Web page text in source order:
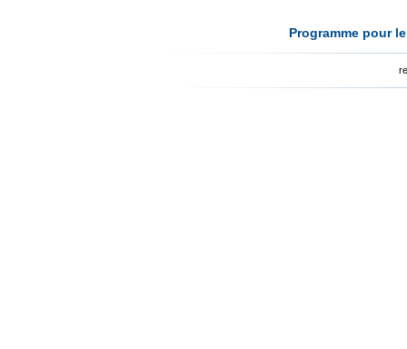
Programme pour